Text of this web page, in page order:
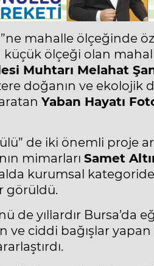
mahalle ölçeğinde
ölçeği olan
Muhtarı Melahat
doğanın ve ekolojik
Yaban Hayatı
de iki önemli proje
mimarları Samet
kurumsal
görüldü.
de yıllardır Bursa’da
ciddi bağışlar yapan